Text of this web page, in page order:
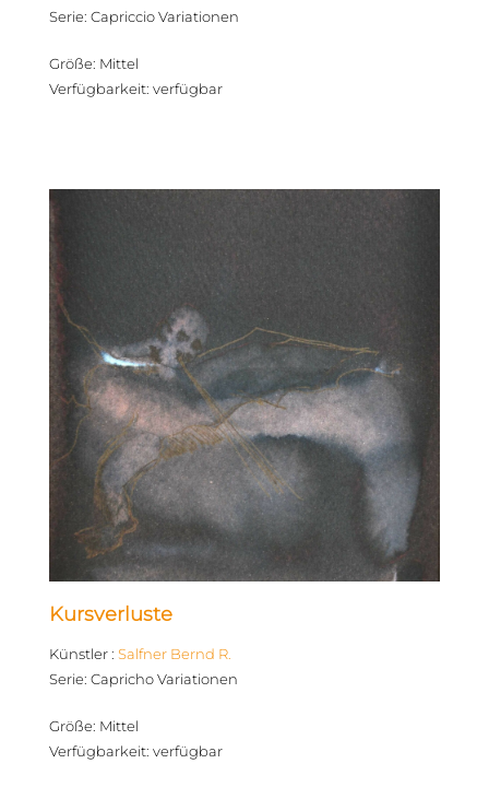
Serie: Capriccio Variationen
Größe: Mittel
Verfügbarkeit: verfügbar
Kursverluste
Künstler: Salfner Bernd R.
Serie: Capricho Variationen
Größe: Mittel
Verfügbarkeit: verfügbar